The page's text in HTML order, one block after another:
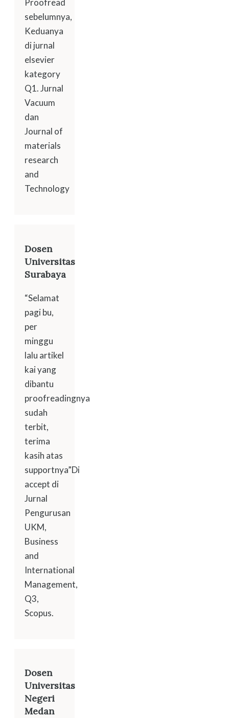
sebelumnya,
Keduanya
di jurnal
elsevier
kategory
Q1. Jurnal
Vacuum
dan
Journal of
materials
research
and
Technology
Dosen
Universitas
Surabaya
“Selamat
pagi bu,
per
minggu
lalu artikel
kai yang
dibantu
proofreadingnya
sudah
terbit,
terima
kasih atas
supportnya”Di
accept di
Jurnal
Pengurusan
UKM,
Business
and
International
Management,
Q3,
Scopus.
Dosen
Universitas
Negeri
Medan